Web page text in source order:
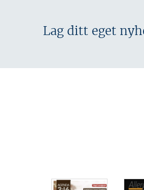
Lag ditt eget